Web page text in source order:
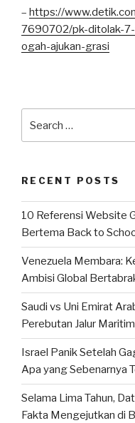
– https://
7690702/pk-ditolak-
ogah-ajukan-grasi
for:
RECENT POSTS
10 Referensi Website
Bertema Back to
Venezuela Membara:
Ambisi Global
Saudi vs Uni Emirat
Perebutan Jalur Maritim
Israel Panik Setelah
Apa yang Sebenarnya
Selama Lima Tahun,
Fakta Mengejutkan di